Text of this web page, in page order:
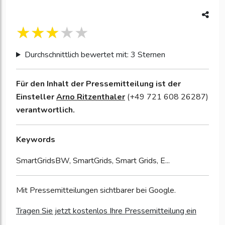
Durchschnittlich bewertet mit: 3 Sternen
Für den Inhalt der Pressemitteilung ist der
EinstellerArno Ritzenthaler (+49 721 608 26287)
verantwortlich.
Keywords
SmartGridsBW, SmartGrids, Smart Grids, E...
Mit Pressemitteilungen sichtbarer bei Google.
Tragen Sie jetzt kostenlos Ihre Pressemitteilung ein